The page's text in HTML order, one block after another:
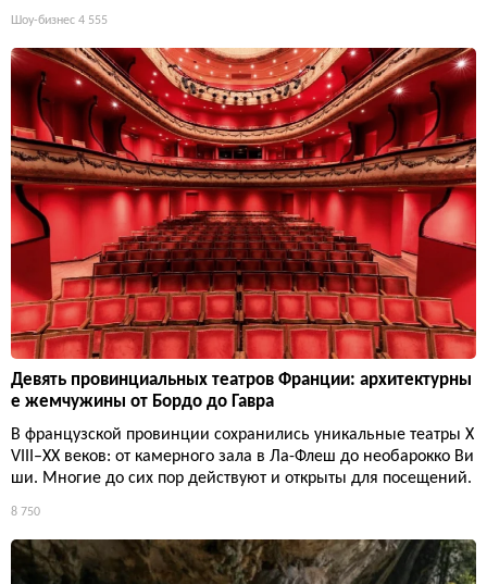
Шоу-бизнес 4 555
Девять провинциальных театров Франции: архитектурны
е жемчужины от Бордо до Гавра
В французской провинции сохранились уникальные театры X
VIII–XX веков: от камерного зала в Ла-Флеш до необарокко Ви
ши. Многие до сих пор действуют и открыты для посещений.
8 750